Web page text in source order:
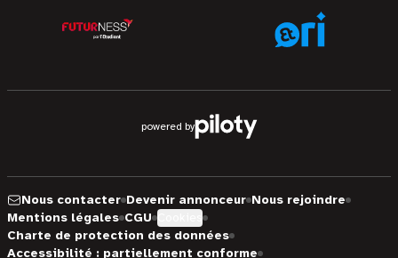
powered by
Nous contacter Devenir annonceur Nous rejoindre
Mentions légales CGU
Charte de protection des données
Accessibilité : partiellement conforme